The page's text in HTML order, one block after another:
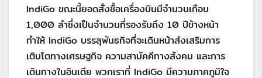
IndiGo ขณะนี้ยอดสั่งซื้อเครื่องบินมีจำนวนเกือบ
1,000 ลำซึ่งเป็นจำนวนที่รองรับถึง 10 ปีข้างหน้า
ทำให้ IndiGo บรรลุพันธกิจที่จะเดินหน้าส่งเสริมการ
เติบโตทางเศรษฐกิจ ความสามัคคีทางสังคม และการ
เดินทางในอินเดีย พวกเราที่ IndiGo มีความภาคภูมิใจ